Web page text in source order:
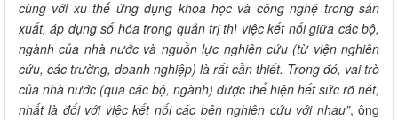
cùng với xu thế ứng dụng khoa học và công nghệ trong sản
xuất, áp dụng số hóa trong quản trị thì việc kết nối giữa các bộ,
ngành của nhà nước và nguồn lực nghiên cứu (từ viện nghiên
cứu, các trường, doanh nghiệp) là rất cần thiết. Trong đó, vai trò
của nhà nước (qua các bộ, ngành) được thể hiện hết sức rõ nét,
nhất là đối với việc kết nối các bên nghiên cứu với nhau”, ông